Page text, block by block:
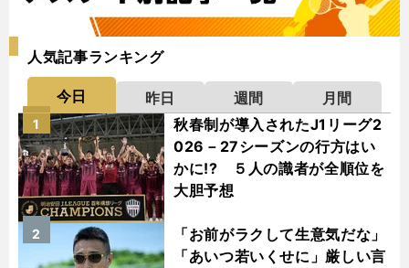
人気記事ランキング
今日 昨日 週間
月間
秋春制が導入されたJ1リーグ2
026－27シーズンの行方はい
かに!? ５人の識者が全順位を
大胆予想
1
「お前がラクして生意気だな」
「あいつ若いくせに」厳しい言
2